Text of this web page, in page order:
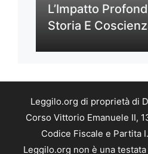
L’Impatto
Storia E
Leggilo.org di proprietà di
Corso Vittorio Emanuele II,
Codice Fiscale e Partita
Leggilo.org non è una